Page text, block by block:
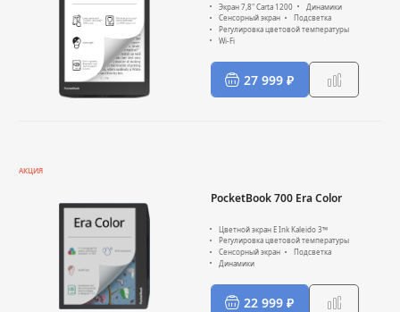
Экран 7,8" Carta 1200
Динамики
Сенсорный экран
Подсветка
Регулировка цветовой температуры
Wi-Fi
27 999 ₽
АКЦИЯ
PocketBook 700 Era Color
Цветной экран E Ink Kaleido 3™
Регулировка цветовой температуры
Сенсорный экран
Подсветка
Динамики
22 999 ₽